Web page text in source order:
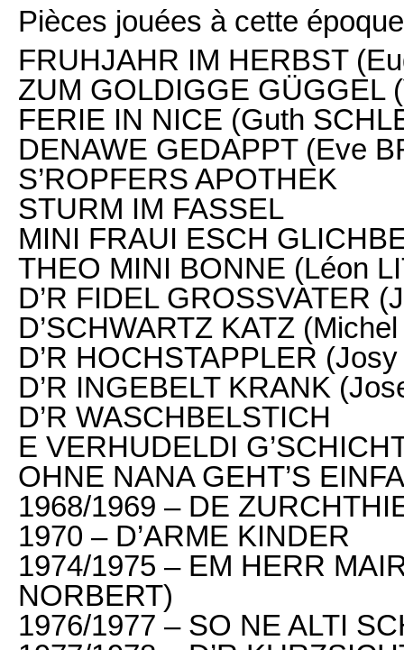
Pièces jouées à cette
FRUHJAHR IM HERBST
ZUM GOLDIGGE GÜGGEL
FERIE IN NICE (Guth
DENAWE GEDAPPT (Eve
S’ROPFERS APOTHEK
STURM IM FASSEL
MINI FRAUI ESCH
THEO MINI BONNE (Léon
D’R FIDEL GROSSVATER
D’SCHWARTZ KATZ
D’R HOCHSTAPPLER
D’R INGEBELT KRANK
D’R WASCHBELSTICH
E VERHUDELDI
OHNE NANA GEHT’S
1968/1969 – DE
1970 – D’ARME KINDER
1974/1975 – EM HERR
NORBERT)
1976/1977 – SO NE ALTI